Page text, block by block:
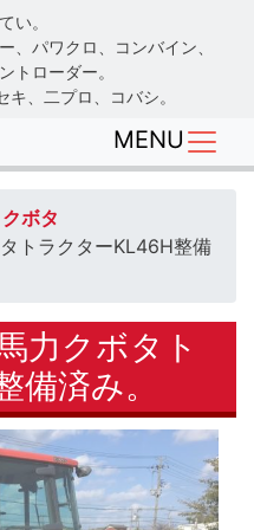
い。
、パワクロ、コンバイン、
トローダー。
、二プロ、コバシ。
MENU
クボタ
トラクターKL46H整備
力クボタト
備済み。